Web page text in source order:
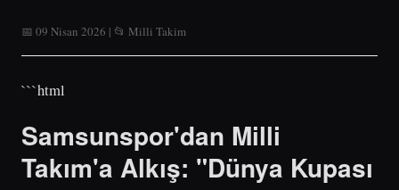
📅 09 Nisan 2026 | 📂 Milli Takim
```html
Samsunspor'dan Milli
Takım'a Alkış: "Dünya Kupası